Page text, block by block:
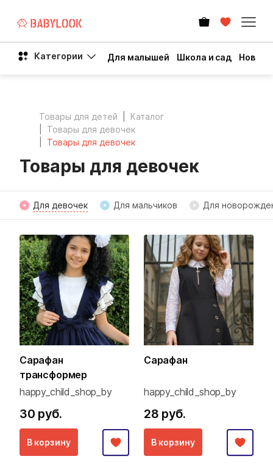
Категории Для малышей Школа и сад Новый
Товары для детей
Каталог
Товары для девочек
Товары для девочек
Товары для девочек
Для девочек Для мальчиков Для
Сарафан
трансформер
happy_child_shop_by
30 руб.
В корзину
Сарафан
happy_child_shop_by
28 руб.
В корзину